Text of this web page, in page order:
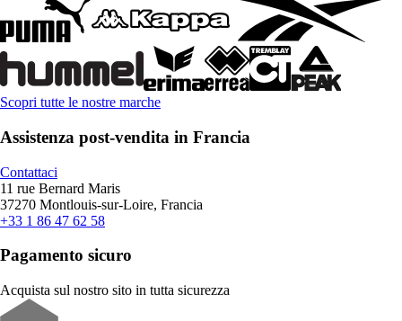
Scopri tutte le nostre marche
Assistenza post-vendita in Francia
Contattaci
11 rue Bernard Maris
37270 Montlouis-sur-Loire, Francia
+33 1 86 47 62 58
Pagamento sicuro
Acquista sul nostro sito in tutta sicurezza